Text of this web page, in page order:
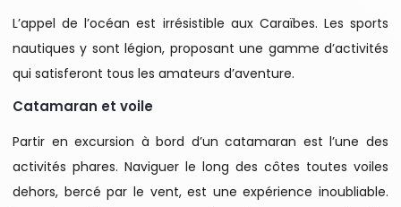
L’appel de l’océan est irrésistible aux Caraïbes. Les sports
nautiques y sont légion, proposant une gamme d’activités
qui satisferont tous les amateurs d’aventure.
Catamaran et voile
Partir en excursion à bord d’un catamaran est l’une des
activités phares. Naviguer le long des côtes toutes voiles
dehors, bercé par le vent, est une expérience inoubliable.